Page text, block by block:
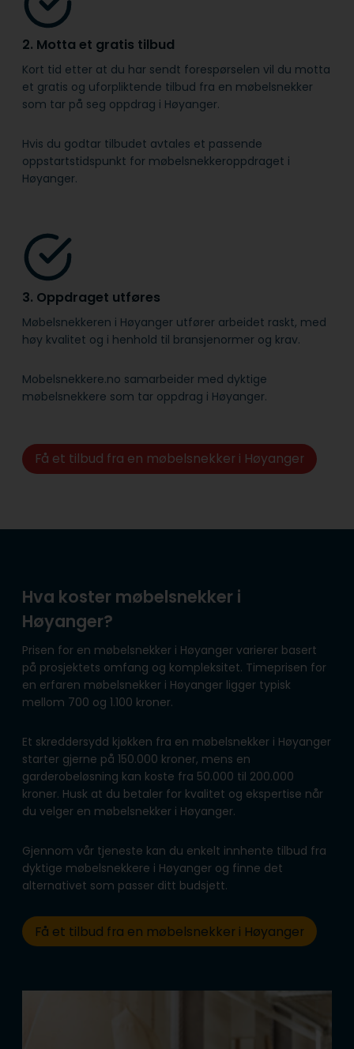
2. Motta et gratis tilbud
Kort tid etter at du har sendt forespørselen vil du motta
et gratis og uforpliktende tilbud fra en møbelsnekker
som tar på seg oppdrag i Høyanger.
Hvis du godtar tilbudet avtales et passende
oppstartstidspunkt for møbelsnekkeroppdraget i
Høyanger.
3. Oppdraget utføres
Møbelsnekkeren i Høyanger utfører arbeidet raskt, med
høy kvalitet og i henhold til bransje­normer og krav.
Mobelsnekkere.no samarbeider med dyktige
møbelsnekkere som tar oppdrag i Høyanger.
Få et tilbud fra en møbelsnekker i Høyanger
Hva koster møbelsnekker i
Høyanger?
Prisen for en møbelsnekker i Høyanger varierer basert
på prosjektets omfang og kompleksitet. Timeprisen for
en erfaren møbelsnekker i Høyanger ligger typisk
mellom 700 og 1.100 kroner.
Et skreddersydd kjøkken fra en møbelsnekker i Høyanger
starter gjerne på 150.000 kroner, mens en
garderobeløsning kan koste fra 50.000 til 200.000
kroner. Husk at du betaler for kvalitet og ekspertise når
du velger en møbelsnekker i Høyanger.
Gjennom vår tjeneste kan du enkelt innhente tilbud fra
dyktige møbelsnekkere i Høyanger og finne det
alternativet som passer ditt budsjett.
Få et tilbud fra en møbelsnekker i Høyanger